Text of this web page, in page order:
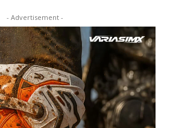
- Advertisement -